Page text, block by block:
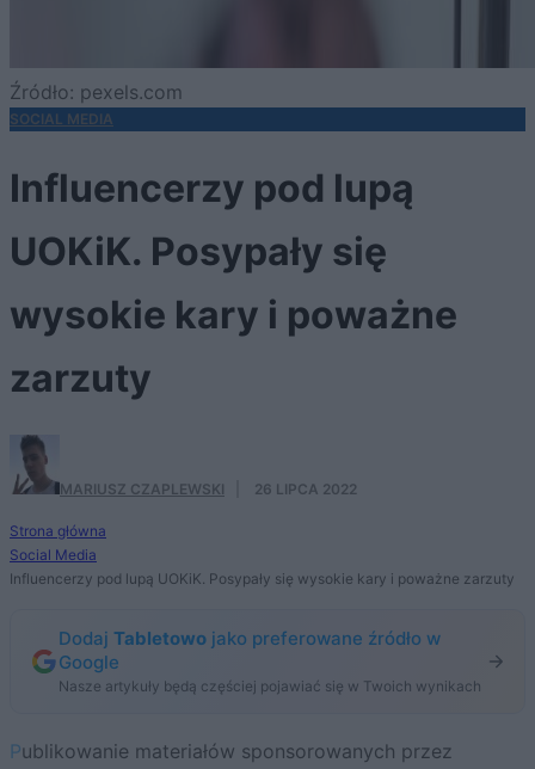
Źródło: pexels.com
SOCIAL MEDIA
Influencerzy pod lupą
UOKiK. Posypały się
wysokie kary i poważne
zarzuty
MARIUSZ CZAPLEWSKI 26 LIPCA 2022
Strona główna
Social Media
Influencerzy pod lupą UOKiK. Posypały się wysokie kary i poważne zarzuty
Dodaj Tabletowo jako preferowane źródło w
Google
Nasze artykuły będą częściej pojawiać się w Twoich wynikach
Publikowanie materiałów sponsorowanych przez